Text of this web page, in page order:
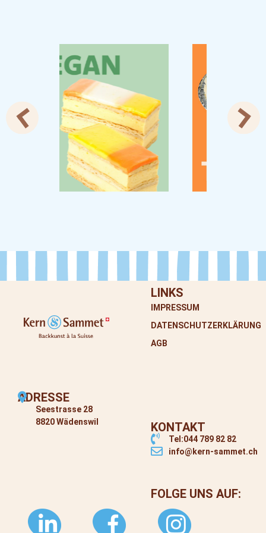
LINKS
IMPRESSUM
DATENSCHUTZERKLÄRUNG
AGB
ADRESSE
Seestrasse 28
8820 Wädenswil
KONTAKT
Tel:044 789 82 82
info@kern-sammet.ch
FOLGE UNS AUF: